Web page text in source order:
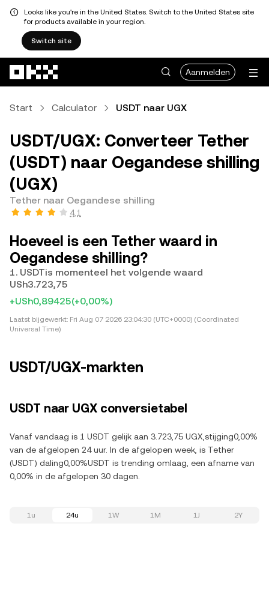
Looks like you're in the United States. Switch to the United States site
for products available in your region.
Switch site
Aanmelden
Start Calculator USDT naar UGX
USDT/UGX: Converteer Tether
(USDT) naar Oegandese shilling
(UGX)
Tether naar Oegandese shilling
4,1
Hoeveel is een Tether waard in
Oegandese shilling?
1. USDTis momenteel het volgende waard
USh3.723,75
+USh0,89425(+0,00%)
Laatst bijgewerkt: Fri Aug 07 2026 23:04:30 (UTC+0000) (Coordinated
Universal Time)
USDT/UGX-markten
USDT naar UGX conversietabel
Vanaf vandaag is 1 USDT gelijk aan 3.723,75 UGX,stijging0,00%
van de afgelopen 24 uur. In de afgelopen week, is Tether
(USDT) daling0,00%USDT is trending omlaag, een afname van
0,00% in de afgelopen 30 dagen.
1u 24u 1W 1M 1J 2Y